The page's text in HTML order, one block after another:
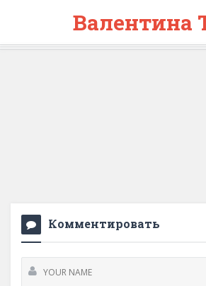
Валентина
Комментировать